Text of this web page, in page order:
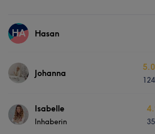
HA Hasan
Services
Johanna
5.0
ServicesIsabelle
Inhaberin